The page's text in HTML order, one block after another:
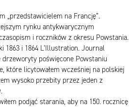
„przedstawicielem na Francję”.
rynku antykwarycznym
i roczników z okresu Powstania.
1863 i 1864 L’Illustration. Journal
drzeworyty poświęcone Powstaniu
które licytowałem wcześniej na polskiej
wysoko przebity przez jeden z
podjąć starania, aby na 150. rocznicę